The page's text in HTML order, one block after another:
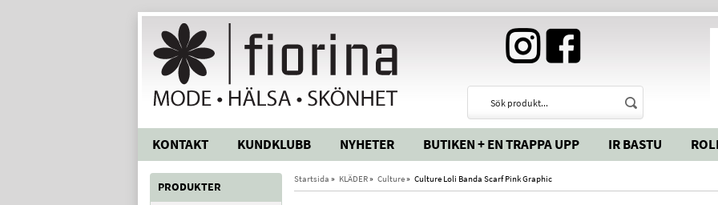
KONTAKT KUNDKLUBB NYHETER BUTIKEN + EN TRAPPA UPP IR BASTU
PRODUKTER
Startsida » KLÄDER» Culture» Culture Loli Banda Scarf Pink Graphic